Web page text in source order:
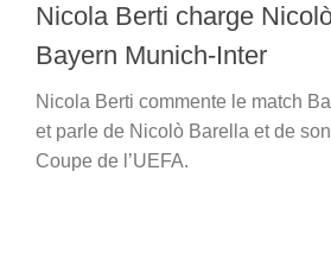
Nicola Berti charge
Bayern Munich-Inter
Nicola Berti commente le match
et parle de Nicolò Barella et de
Coupe de l’UEFA.